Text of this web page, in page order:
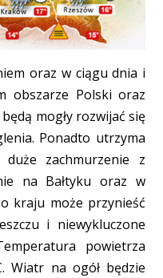
oraz w ciągu dnia i
obszarze Polski oraz
mogły rozwijać się
Ponadto utrzyma
zachmurzenie z
na Bałtyku oraz w
kraju może przynieść
i niewykluczone
powietrza
Wiatr na ogół będzie